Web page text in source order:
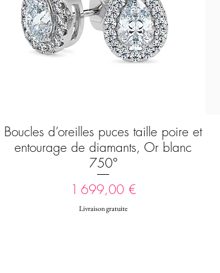
Aperçu rapide
Boucles d’oreilles puces taille poire et
entourage de diamants, Or blanc
750°
Prix
1 699,00 €
Livraison gratuite